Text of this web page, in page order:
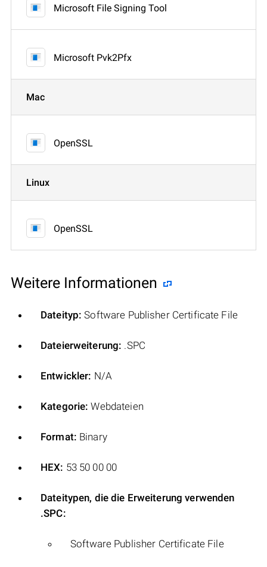
Microsoft File Signing Tool
Microsoft Pvk2Pfx
Mac
OpenSSL
Linux
OpenSSL
Weitere Informationen
Dateityp: Software Publisher Certificate File
Dateierweiterung: .SPC
Entwickler: N/A
Kategorie: Webdateien
Format: Binary
HEX: 53 50 00 00
Dateitypen, die die Erweiterung verwenden
.SPC:
Software Publisher Certificate File